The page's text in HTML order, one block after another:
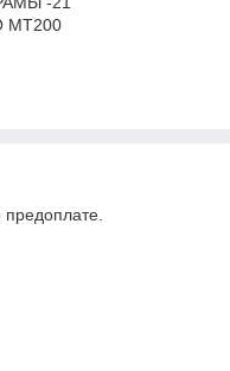
MT200
предоплате.